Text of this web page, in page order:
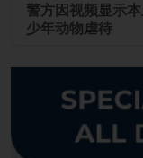
警方因视频显示
少年动物虐待